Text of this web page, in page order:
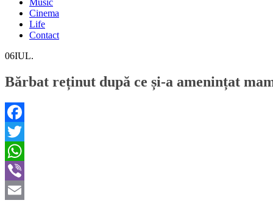
Music
Cinema
Life
Contact
06IUL.
Bărbat reținut după ce și-a amenințat
Facebook
Twitter
WhatsApp
Viber